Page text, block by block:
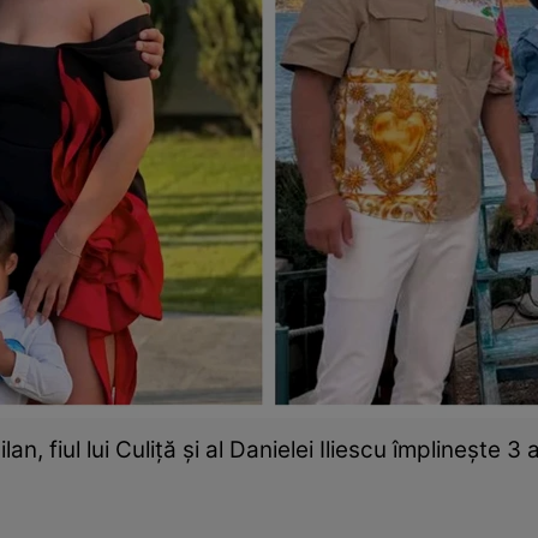
fiul lui Culiță și al Danielei Iliescu împlinește 3